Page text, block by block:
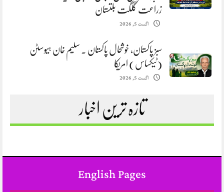
زراعت گلگت بلتستان
اگست 5, 2026
سبز پاکستان، خوشحال پاکستان . سلیم خان ہیوسٹن
(ٹیکساس) امریکا
اگست 5, 2026
تازہ ترین اخبار
English Pages